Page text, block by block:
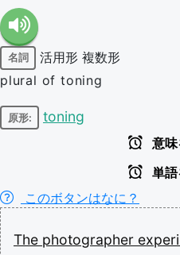
名詞 活用形 複数形
plural of toning
原形: toning
意味
単語
このボタンはなに？
The photographer